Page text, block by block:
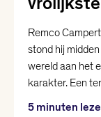
Remco
stond hij
wereld aan het
karakter. Een
5 minuten